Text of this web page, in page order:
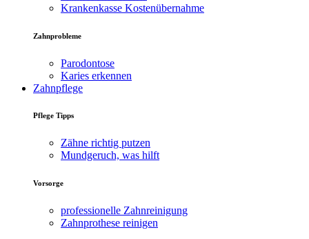
Krankenkasse Kostenübernahme
Zahnprobleme
Parodontose
Karies erkennen
Zahnpflege
Pflege Tipps
Zähne richtig putzen
Mundgeruch, was hilft
Vorsorge
professionelle Zahnreinigung
Zahnprothese reinigen